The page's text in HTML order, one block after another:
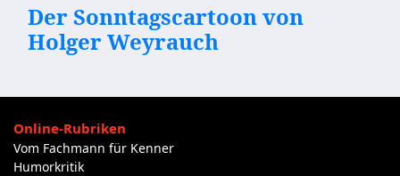
Der Sonntagscartoon von
Holger Weyrauch
Online-Rubriken
Vom Fachmann für Kenner
Humorkritik